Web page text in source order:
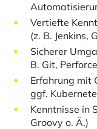
Vertiefte
(z. B. Jenkins,
Sicherer
B. Git,
Erfahrung mit
ggf.
Kenntnisse in
Groovy o. Ä.)